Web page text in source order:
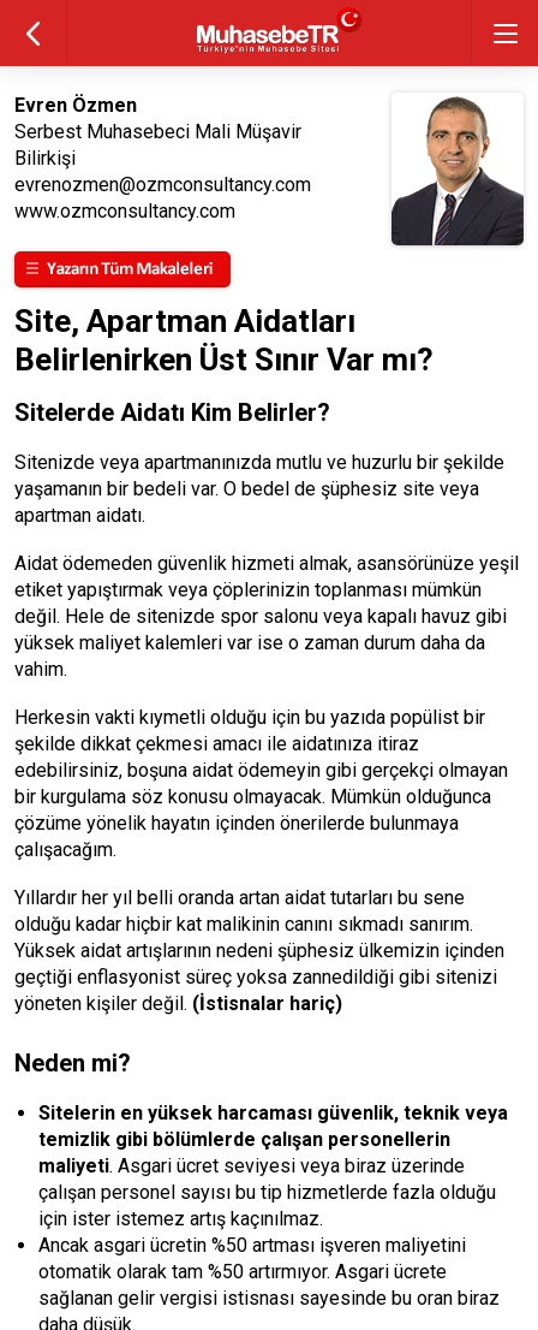
Evren Özmen
Serbest Muhasebeci Mali Müşavir
Bilirkişi
evrenozmen@ozmconsultancy.com
www.ozmconsultancy.com
Site, Apartman Aidatları
Belirlenirken Üst Sınır Var mı?
Sitelerde Aidatı Kim Belirler?
Sitenizde veya apartmanınızda mutlu ve huzurlu bir şekilde
yaşamanın bir bedeli var. O bedel de şüphesiz site veya
apartman aidatı.
Aidat ödemeden güvenlik hizmeti almak, asansörünüze yeşil
etiket yapıştırmak veya çöplerinizin toplanması mümkün
değil. Hele de sitenizde spor salonu veya kapalı havuz gibi
yüksek maliyet kalemleri var ise o zaman durum daha da
vahim.
Herkesin vakti kıymetli olduğu için bu yazıda popülist bir
şekilde dikkat çekmesi amacı ile aidatınıza itiraz
edebilirsiniz, boşuna aidat ödemeyin gibi gerçekçi olmayan
bir kurgulama söz konusu olmayacak. Mümkün olduğunca
çözüme yönelik hayatın içinden önerilerde bulunmaya
çalışacağım.
Yıllardır her yıl belli oranda artan aidat tutarları bu sene
olduğu kadar hiçbir kat malikinin canını sıkmadı sanırım.
Yüksek aidat artışlarının nedeni şüphesiz ülkemizin içinden
geçtiği enflasyonist süreç yoksa zannedildiği gibi sitenizi
yöneten kişiler değil. (İstisnalar hariç)
Neden mi?
Sitelerin en yüksek harcaması güvenlik, teknik veya
temizlik gibi bölümlerde çalışan personellerin
maliyeti. Asgari ücret seviyesi veya biraz üzerinde
çalışan personel sayısı bu tip hizmetlerde fazla olduğu
için ister istemez artış kaçınılmaz.
Ancak asgari ücretin %50 artması işveren maliyetini
otomatik olarak tam %50 artırmıyor. Asgari ücrete
sağlanan gelir vergisi istisnası sayesinde bu oran biraz
daha düşük.